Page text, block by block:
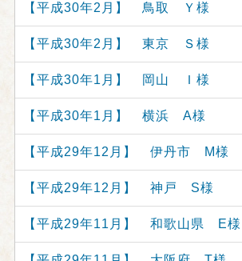
【平成30年2月】 鳥取 Ｙ様
【平成30年2月】 東京 Ｓ様
【平成30年1月】 岡山 Ｉ様
【平成30年1月】 横浜 A様
【平成29年12月】 伊丹市 M様
【平成29年12月】 神戸 S様
【平成29年11月】 和歌山県 E様